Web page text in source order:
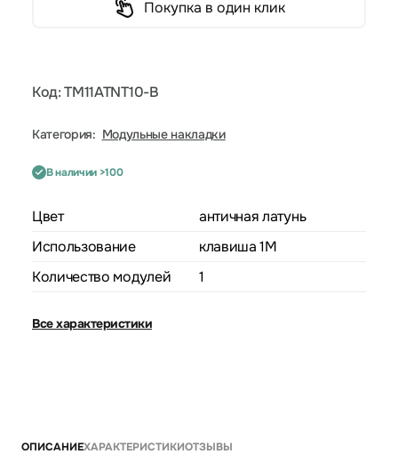
Покупка в один клик
Код: TM11ATNT10-B
Категория: Модульные накладки
В наличии >100
Цвет
античная латунь
Использование
клавиша 1M
Количество модулей
1
Все характеристики
ОПИСАНИЕХАРАКТЕРИСТИКИОТЗЫВЫ